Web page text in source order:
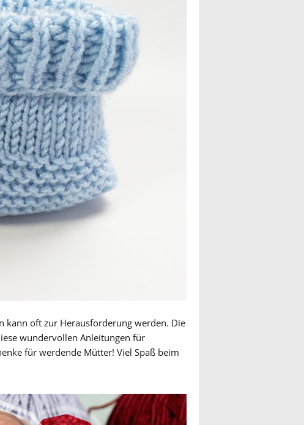
kann oft zur Herausforderung werden. Die
wundervollen Anleitungen für
für werdende Mütter! Viel Spaß beim